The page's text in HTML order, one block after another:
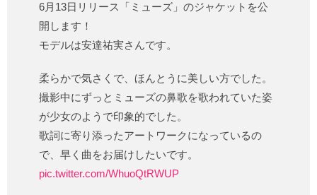
6月13日リリース「ミューズ」のジャケットを公
開します！
モデルは安達祐実さんです。
柔らかで気さくで、ほんとうに美しい方でした。
撮影中にずっとミューズの鼻歌を歌われていた姿
が少女のようで印象的でした。
歌詞に寄り添ったアートワークになっているの
で、早く曲をお届けしたいです。
pic.twitter.com/WhuoQtRWUP